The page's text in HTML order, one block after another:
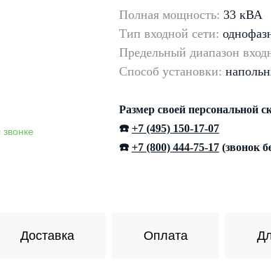
Полная мощность: 33 кВА
Тип входной сети:
Предельный диапазон
Способ установки:
Размер своей персональной
☎️ +7 (495) 150-17-07
☎️ +7 (800) 444-75-17 (звонок
Доставка Оплата